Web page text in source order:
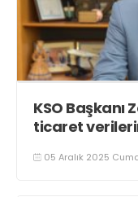
KSO Başkanı
ticaret
05 Aralık 2025